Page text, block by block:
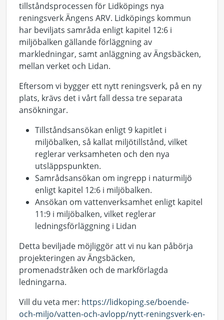
tillståndsprocessen för Lidköpings nya
reningsverk Ängens ARV. Lidköpings kommun
har beviljats samråda enligt kapitel 12:6 i
miljöbalken gällande förläggning av
markledningar, samt anläggning av Ängsbäcken,
mellan verket och Lidan.
Eftersom vi bygger ett nytt reningsverk, på en ny
plats, krävs det i vårt fall dessa tre separata
ansökningar.
Tillståndsansökan enligt 9 kapitlet i
miljöbalken, så kallat miljötillstånd, vilket
reglerar verksamheten och den nya
utsläppspunkten.
Samrådsansökan om ingrepp i naturmiljö
enligt kapitel 12:6 i miljöbalken.
Ansökan om vattenverksamhet enligt kapitel
11:9 i miljöbalken, vilket reglerar
ledningsförläggning i Lidan
Detta beviljade möjliggör att vi nu kan påbörja
projekteringen av Ängsbäcken,
promenadstråken och de markförlagda
ledningarna.
Vill du veta mer: https://lidkoping.se/boende-
och-miljo/vatten-och-avlopp/nytt-reningsverk-en-